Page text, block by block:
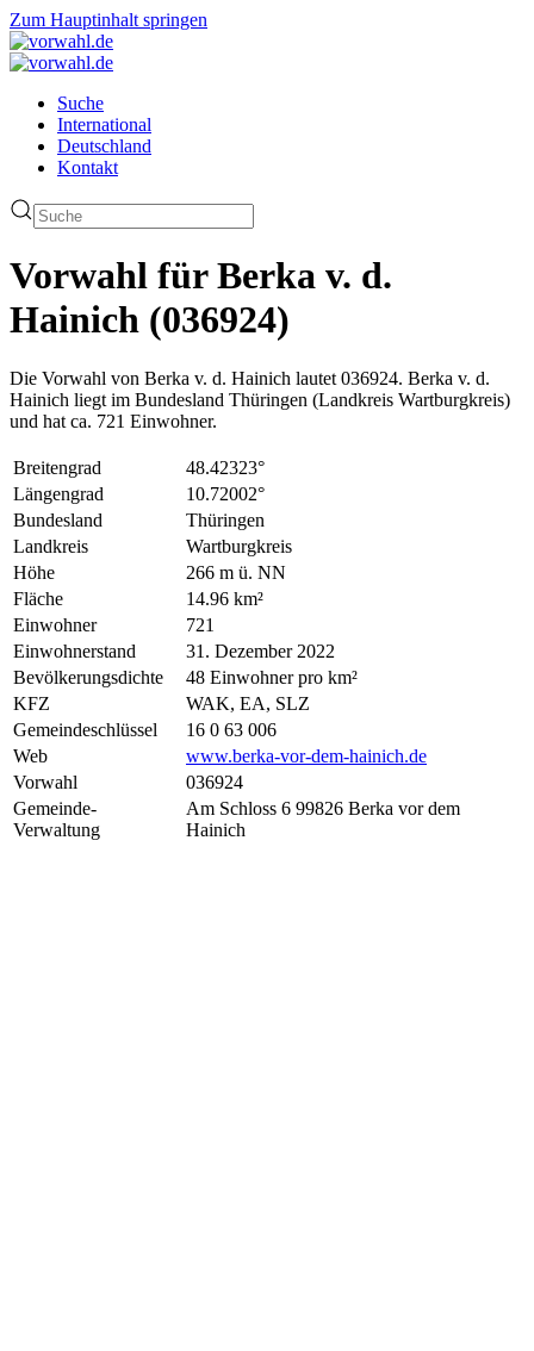
Zum Hauptinhalt springen
Suche
International
Deutschland
Kontakt
Vorwahl für Berka v. d.
Hainich (036924)
Die Vorwahl von Berka v. d. Hainich lautet 036924. Berka v. d.
Hainich liegt im Bundesland Thüringen (Landkreis Wartburgkreis)
und hat ca. 721 Einwohner.
Breitengrad
48.42323°
Längengrad
10.72002°
Bundesland
Thüringen
Landkreis
Wartburgkreis
Höhe
266 m ü. NN
Fläche
14.96 km²
Einwohner
721
Einwohnerstand
31. Dezember 2022
Bevölkerungsdichte
48 Einwohner pro km²
KFZ
WAK, EA, SLZ
Gemeindeschlüssel
16 0 63 006
Web
www.berka-vor-dem-hainich.de
Vorwahl
036924
Gemeinde-
Verwaltung
Am Schloss 6 99826 Berka vor dem
Hainich